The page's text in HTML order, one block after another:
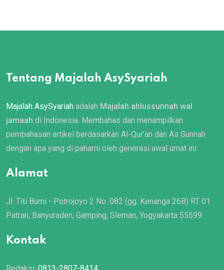
Tentang Majalah AsySyariah
Majalah AsySyariah adalah Majalah ahlussunnah wal
jamaah di Indonesia. Membahas dan menampilkan
pembahasan artikel berdasarkan Al-Qur’an dan As Sunnah
dengan apa yang di pahami oleh generasi awal umat ini.
Alamat
Jl. Titi Bumi - Potrojoyo 2 No. 082 (gg. Kenanga 26B) RT 01
Patran, Banyuraden, Gamping, Sleman, Yogyakarta 55599
Kontak